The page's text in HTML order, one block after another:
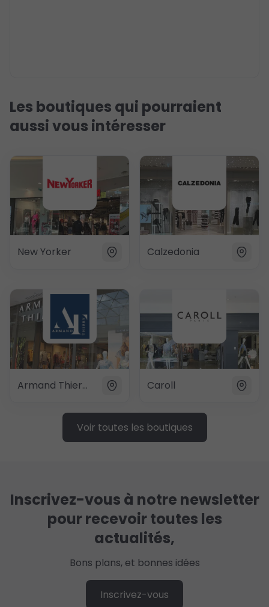
Les boutiques qui pourraient
aussi vous intéresser
New Yorker Calzedonia
Armand Thiery Femme Caroll
Voir toutes les boutiques
Inscrivez-vous à notre newsletter
pour recevoir toutes les
actualités,
Bons plans, et bonnes idées
Inscrivez-vous